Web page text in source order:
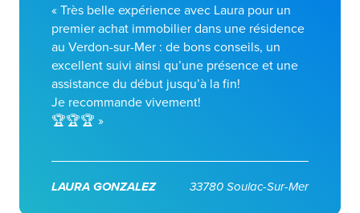
« Très belle expérience avec Laura pour un
premier achat immobilier dans une résidence
au Verdon-sur-Mer : de bons conseils, un
excellent suivi ainsi qu’une présence et une
assistance du début jusqu’à la fin!
Je recommande vivement!
🏆🏆🏆 »
LAURA GONZALEZ 33780 Soulac-Sur-Mer